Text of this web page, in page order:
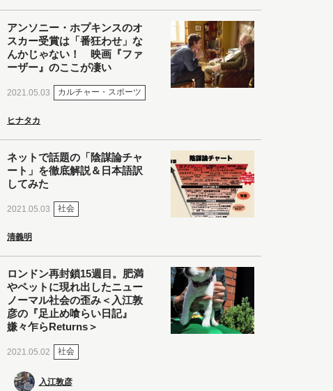
アンソニー・ホプキンスのオ
スカー受賞は「番狂わせ」な
んかじゃない！ 映画『ファ
ーザー』のここが凄い
2021.05.03 カルチャー・スポーツ
ヒナタカ
ネットで話題の「陰謀論チャ
ート」を徹底解説＆日本語訳
してみた
2021.05.03 社会
清義明
ロンドン再封鎖15週目。肥満
やペットに現れ出したニュー
ノーマル社会の歪み＜入江敦
彦の『足止め喰らい日記』
嫌々乍らReturns＞
2021.05.02 社会
入江敦彦